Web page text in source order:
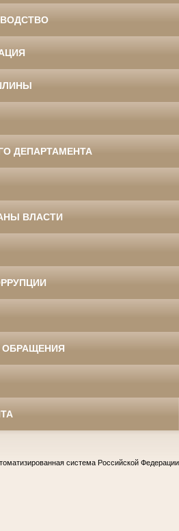
ДЕПАРТАМЕНТА
ВЛАСТИ
ОБРАЩЕНИЯ
система Российской